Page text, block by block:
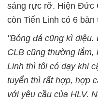
sáng rực rỡ. Hiện Đức
còn Tiến Linh có 6 bàn
"Bóng đá cũng kì
CLB cũng thường lắm,
Linh thì tôi có dạy khi
tuyển thì rất hợp, hợp
với yêu cầu của HLV.